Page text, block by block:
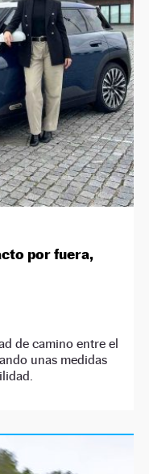
por fuera,
de camino entre el
unas medidas